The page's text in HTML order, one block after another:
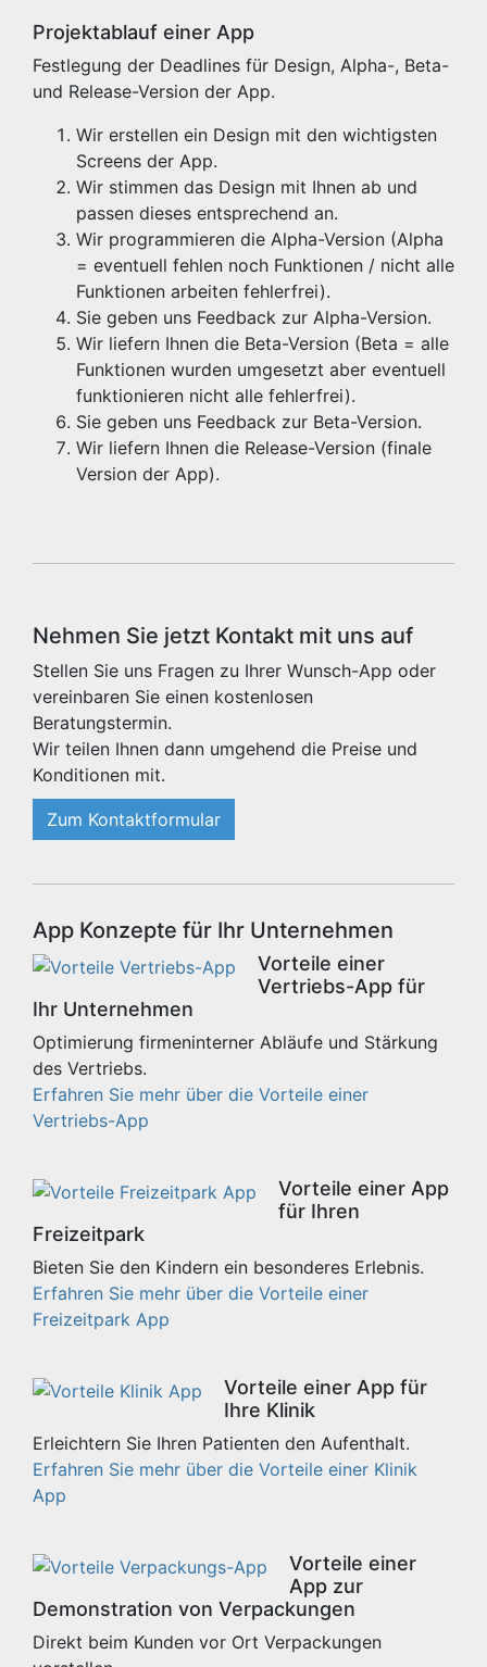
Projektablauf einer App
Festlegung der Deadlines für Design, Alpha-, Beta-
und Release-Version der App.
Wir erstellen ein Design mit den wichtigsten
Screens der App.
Wir stimmen das Design mit Ihnen ab und
passen dieses entsprechend an.
Wir programmieren die Alpha-Version (Alpha
= eventuell fehlen noch Funktionen / nicht alle
Funktionen arbeiten fehlerfrei).
Sie geben uns Feedback zur Alpha-Version.
Wir liefern Ihnen die Beta-Version (Beta = alle
Funktionen wurden umgesetzt aber eventuell
funktionieren nicht alle fehlerfrei).
Sie geben uns Feedback zur Beta-Version.
Wir liefern Ihnen die Release-Version (finale
Version der App).
Nehmen Sie jetzt Kontakt mit uns auf
Stellen Sie uns Fragen zu Ihrer Wunsch-App oder
vereinbaren Sie einen kostenlosen
Beratungstermin.
Wir teilen Ihnen dann umgehend die Preise und
Konditionen mit.
Zum Kontaktformular
App Konzepte für Ihr Unternehmen
Vorteile einer
Vertriebs-App für
Ihr Unternehmen
Optimierung firmeninterner Abläufe und Stärkung
des Vertriebs.
Erfahren Sie mehr über die Vorteile einer
Vertriebs-App
Vorteile einer App
für Ihren
Freizeitpark
Bieten Sie den Kindern ein besonderes Erlebnis.
Erfahren Sie mehr über die Vorteile einer
Freizeitpark App
Vorteile einer App für
Ihre Klinik
Erleichtern Sie Ihren Patienten den Aufenthalt.
Erfahren Sie mehr über die Vorteile einer Klinik
App
Vorteile einer
App zur
Demonstration von Verpackungen
Direkt beim Kunden vor Ort Verpackungen